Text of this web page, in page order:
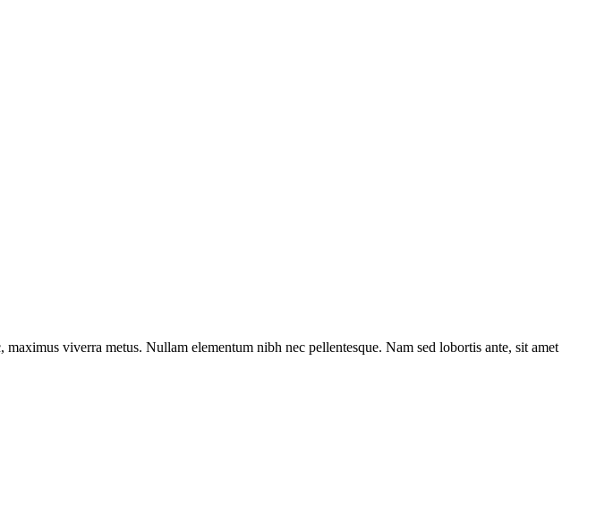
viverra metus. Nullam elementum nibh nec pellentesque. Nam sed lobortis ante, sit amet